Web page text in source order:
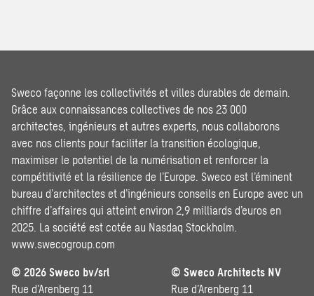
Sweco façonne les collectivités et villes durables de demain.
Grâce aux connaissances collectives de nos 23 000
architectes, ingénieurs et autres experts, nous collaborons
avec nos clients pour faciliter la transition écologique,
maximiser le potentiel de la numérisation et renforcer la
compétitivité et la résilience de l’Europe. Sweco est l’éminent
bureau d’architectes et d’ingénieurs conseils en Europe avec un
chiffre d’affaires qui atteint environ 2,9 milliards d’euros en
2025. La société est cotée au Nasdaq Stockholm.
www.swecogroup.com
© 2026 Sweco bv/srl
Rue d’Arenberg 11
© Sweco Architects NV
Rue d’Arenberg 11